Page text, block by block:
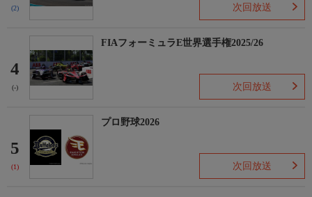
(2) 次回放送
4
(-)
FIAフォーミュラE世界選手権2025/26
次回放送
5
(1)
プロ野球2026
次回放送